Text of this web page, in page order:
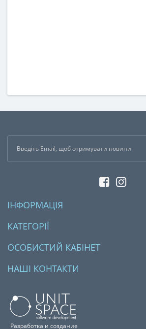
ІНФОРМАЦІЯ
КАТЕГОРІЇ
ОСОБИСТИЙ КАБІНЕТ
НАШІ КОНТАКТИ
Разработка и создание